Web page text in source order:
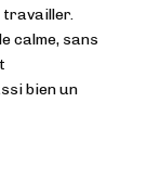
travailler.
calme, sans
bien un